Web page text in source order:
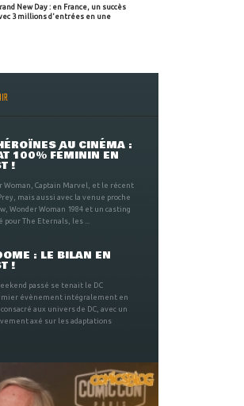
New Day : en France, un succès
3 millions d'entrées en une
AU CINÉMA :
100% FÉMININ EN
!
Woman, Captain Marvel, et le récent
mais aussi avec la venue proche
Wonder Woman 1984 et un casting
pour The Eternals, les ...
: LE BILAN EN
!
passé se tenait le DC
évènement intégralement en
aux univers de DC, avec un
axé sur les adaptations